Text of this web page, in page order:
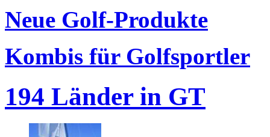
Neue Golf-Produkte
Kombis für Golfsportler
194 Länder in GT